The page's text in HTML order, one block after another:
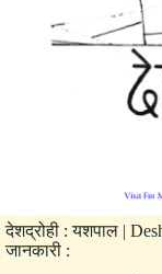
देशद्रोही : यशपाल |
जानकारी :